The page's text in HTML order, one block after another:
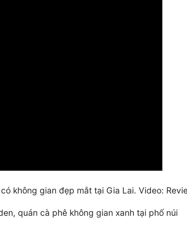
không gian đẹp mắt tại Gia Lai. Video:
quán cà phê không gian xanh tại phố núi